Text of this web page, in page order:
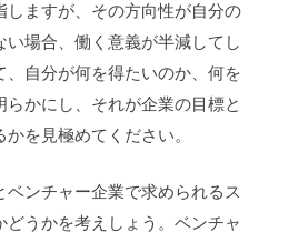
しますが、その方向性が自分の
い場合、働く意義が半減してし
、自分が何を得たいのか、何を
らかにし、それが企業の目標と
を見極めてください。
ベンチャー企業で求められるス
どうかを考えしょう。ベンチャ